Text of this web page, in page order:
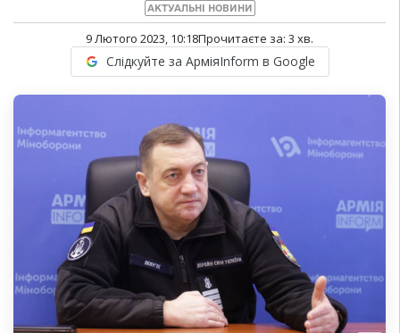
АКТУАЛЬНІ НОВИНИ
9 Лютого 2023, 10:18Прочитаєте за: 3 хв.
Слідкуйте за АрміяInform в Google